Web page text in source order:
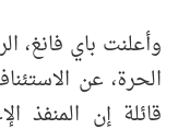
وأعلنت باي فانغ،
الحرة، عن
قائلة إن المنفذ